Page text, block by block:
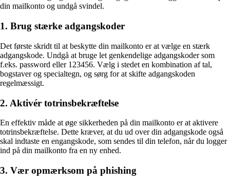
din mailkonto og undgå svindel.
1. Brug stærke adgangskoder
Det første skridt til at beskytte din mailkonto er at vælge en stærk
adgangskode. Undgå at bruge let genkendelige adgangskoder som
f.eks. password eller 123456. Vælg i stedet en kombination af tal,
bogstaver og specialtegn, og sørg for at skifte adgangskoden
regelmæssigt.
2. Aktivér totrinsbekræftelse
En effektiv måde at øge sikkerheden på din mailkonto er at aktivere
totrinsbekræftelse. Dette kræver, at du ud over din adgangskode også
skal indtaste en engangskode, som sendes til din telefon, når du logger
ind på din mailkonto fra en ny enhed.
3. Vær opmærksom på phishing